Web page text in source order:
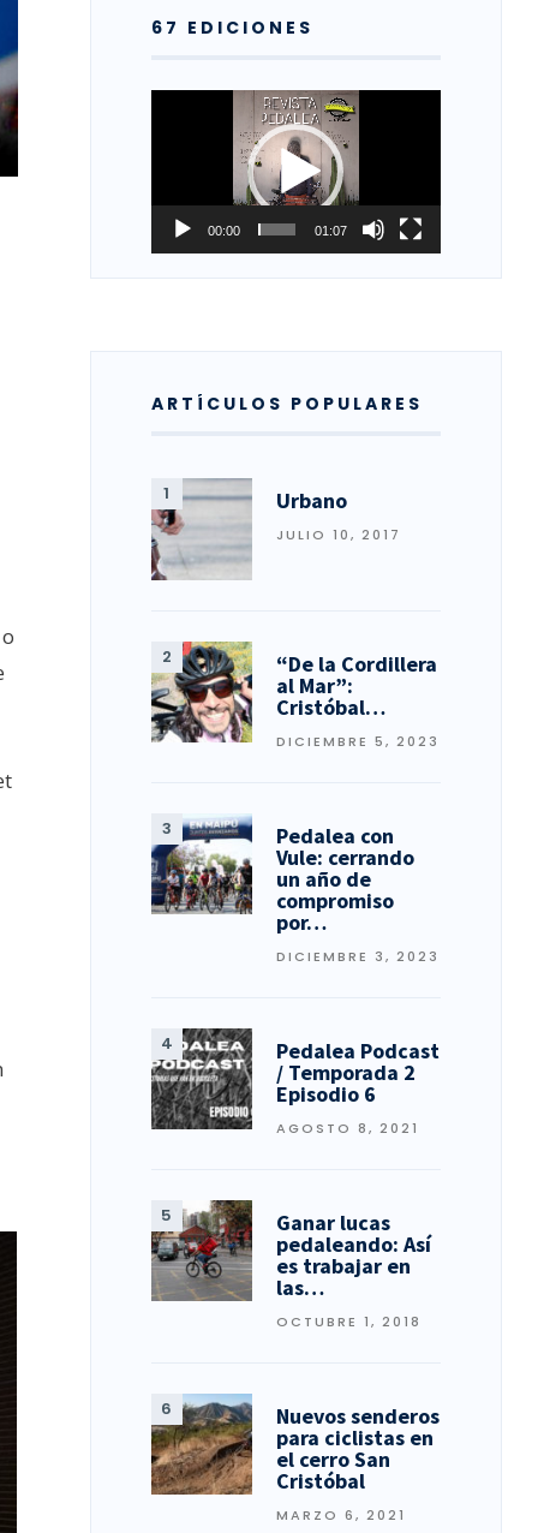
67 EDICIONES
Reproductor
00:00 01:07
ARTÍCULOS POPULARES
Urbano
JULIO 10, 2017
“De la Cordillera
al Mar”:
Cristóbal…
DICIEMBRE 5, 2023
Pedalea con
Vule: cerrando
un año de
compromiso
por…
DICIEMBRE 3, 2023
Pedalea Podcast
/ Temporada 2
Episodio 6
AGOSTO 8, 2021
Ganar lucas
pedaleando: Así
es trabajar en
las…
OCTUBRE 1, 2018
Nuevos senderos
para ciclistas en
el cerro San
Cristóbal
MARZO 6, 2021